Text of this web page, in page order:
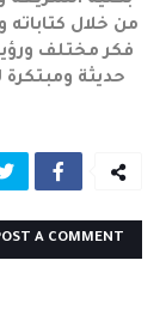
من خلال
فكر مختلف
حديثة ومبتكرة
A COMMENT